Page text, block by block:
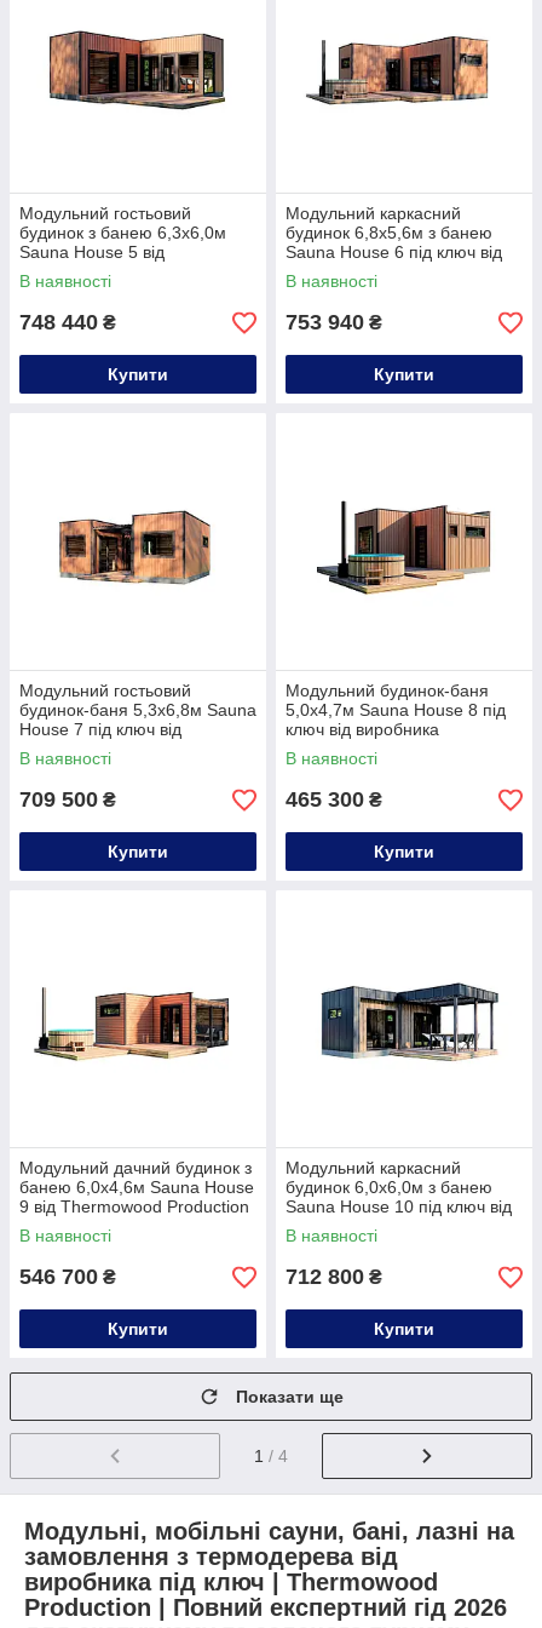
Модульний гостьовий
будинок з банею 6,3х6,0м
Sauna House 5 від
Thermowood Production
В наявності
748 440 ₴
Купити
Модульний каркасний
будинок 6,8х5,6м з банею
Sauna House 6 під ключ від
Thermowood Production
В наявності
753 940 ₴
Купити
Модульний гостьовий
будинок-баня 5,3х6,8м Sauna
House 7 під ключ від
Thermowood Production
В наявності
709 500 ₴
Купити
Модульний будинок-баня
5,0х4,7м Sauna House 8 під
ключ від виробника
Thermowood Production
В наявності
465 300 ₴
Купити
Модульний дачний будинок з
банею 6,0х4,6м Sauna House
9 від Thermowood Production
В наявності
546 700 ₴
Купити
Модульний каркасний
будинок 6,0х6,0м з банею
Sauna House 10 під ключ від
Thermowood Production
В наявності
712 800 ₴
Купити
Показати ще
1 / 4
Модульні, мобільні сауни, бані, лазні на
замовлення з термодерева від
виробника під ключ | Thermowood
Production | Повний експертний гід 2026